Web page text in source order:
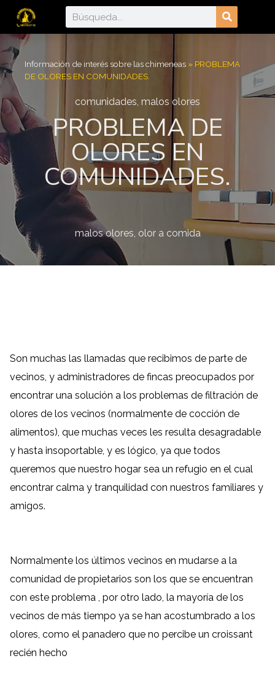
Información de interés sobre las chimeneas​ » PROBLEMA
DE OLORES EN COMUNIDADES.
comunidades, malos olores
PROBLEMA DE
OLORES EN
COMUNIDADES.
malos olores, olor a comida
Son muchas las llamadas que recibimos de parte de
vecinos, y administradores de fincas preocupados por
encontrar una solución a los problemas de filtración de
olores de los vecinos (normalmente de cocción de
alimentos), que muchas veces les resulta desagradable
y hasta insoportable, y es lógico, ya que todos
queremos que nuestro hogar sea un refugio en el cual
encontrar calma y tranquilidad con nuestros familiares y
amigos.
Normalmente los últimos vecinos en mudarse a la
comunidad de propietarios son los que se encuentran
con este problema , por otro lado, la mayoría de los
vecinos de más tiempo ya se han acostumbrado a los
olores, como el panadero que no percibe un croissant
recién hecho